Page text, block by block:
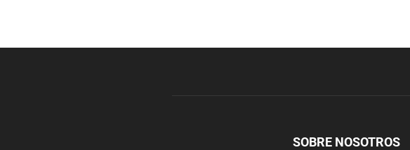
SOBRE NOSOTROS